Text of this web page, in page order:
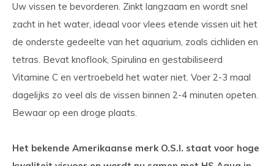
Uw vissen te bevorderen. Zinkt langzaam en wordt snel
zacht in het water, ideaal voor vlees etende vissen uit het
de onderste gedeelte van het aquarium, zoals cichliden en
tetras. Bevat knoflook, Spirulina en gestabiliseerd
Vitamine C en vertroebeld het water niet. Voer 2-3 maal
dagelijks zo veel als de vissen binnen 2-4 minuten opeten.
Bewaar op een droge plaats.
Het bekende Amerikaanse merk O.S.I. staat voor hoge